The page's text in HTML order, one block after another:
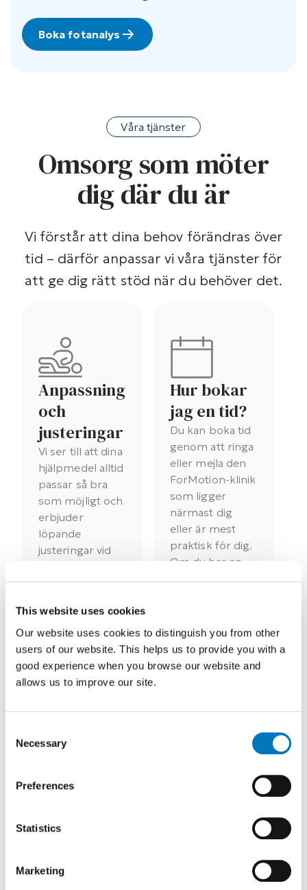
This website uses cookies
Our website uses cookies to distinguish you from other
users of our website. This helps us to provide you with a
good experience when you browse our website and
allows us to improve our site.
Selection
Necessary
Preferences
Statistics
Marketing
Boka fotanalys
Våra tjänster
Omsorg som möter
dig där du är
Vi förstår att dina behov förändras över
tid – därför anpassar vi våra tjänster för
att ge dig rätt stöd när du behöver det.
Anpassning
och
justeringar
Vi ser till att dina
hjälpmedel alltid
passar så bra
som möjligt och
erbjuder
löpande
justeringar vid
Hur bokar
jag en tid?
Du kan boka tid
genom att ringa
eller mejla den
ForMotion-klinik
som ligger
närmast dig
eller är mest
praktisk för dig.
Om du har en
remiss så ska
boka in dig till
rätt kompetens.
Oftast kommer
då behöver du
Du är välkommen till ForMotion både